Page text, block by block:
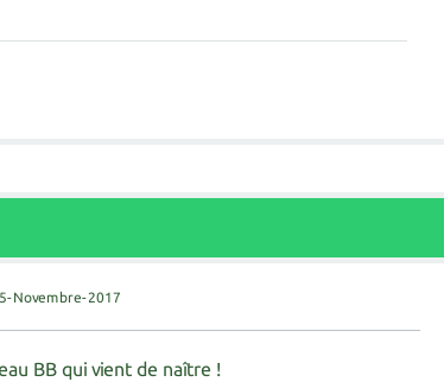
Novembre-2017
BB qui vient de naître !